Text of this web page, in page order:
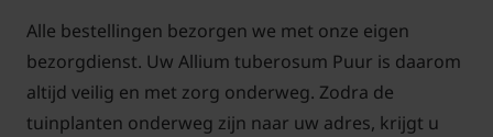
Gebruik:loof, bloemknop, bloem en wortel.
Alle bestellingen bezorgen we met onze eigen
bezorgdienst. Uw Allium tuberosum Puur is daarom
altijd veilig en met zorg onderweg. Zodra de
tuinplanten onderweg zijn naar uw adres, krijgt u